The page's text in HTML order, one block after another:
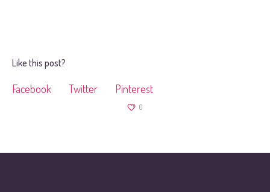
Like this post?
Facebook Twitter Pinterest
0